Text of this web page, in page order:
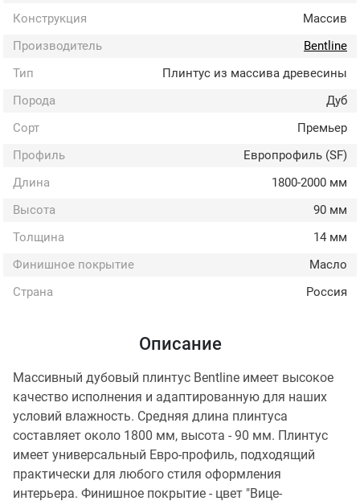
Конструкция
Массив
Производитель
Bentline
Тип
Плинтус из массива древесины
Порода
Дуб
Сорт
Премьер
Профиль
Европрофиль (SF)
Длина
1800-2000 мм
Высота
90 мм
Толщина
14 мм
Финишное покрытие
Масло
Страна
Россия
Описание
Массивный дубовый плинтус Bentline имеет высокое
качество исполнения и адаптированную для наших
условий влажность. Средняя длина плинтуса
составляет около 1800 мм, высота - 90 мм. Плинтус
имеет универсальный Евро-профиль, подходящий
практически для любого стиля оформления
интерьера. Финишное покрытие - цвет "Вице-